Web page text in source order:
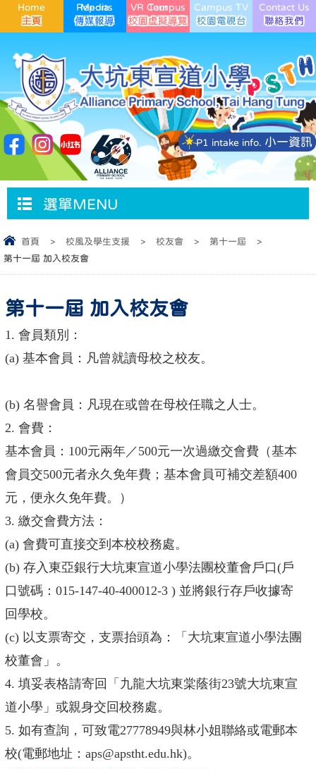
Home Media Reports VR Campus Tour Campus TV Contact Us
P1 intake info. 小一資訊
選單MENU
首頁 > 校風及學生支援 > 校友會 > 第十一屆
>
第十一屆 加入校友會
第十一屆 加入校友會
1. 會員類別：
(a) 基本會員：凡曾就讀母校之校友。
(b) 名譽會員：凡現在或曾在母校任職之人士。
2. 會費：
基本會員：100元兩年／500元一次過繳交會費（基本
會員交500元者永久免年費；基本會員可補交差額400
元，便永久免年費。）
3. 繳交會費方法：
(a) 會費可直接交到本校校務處。
(b) 存入東亞銀行大坑東宣道小學法團校董會戶口(戶
口號碼：015-147-40-400012-3 ) 並將銀行存戶收據寄
回學校。
(c) 以支票寄交，支票抬頭為：「大坑東宣道小學法團
校董會」。
4. 填妥表格請寄回「九龍大坑東棠蔭街23號大坑東宣
道小學」或親身交回校務處。
5. 如有查詢，可致電27778949與林小姐聯絡或電郵本
校(電郵地址：aps@apstht.edu.hk)。